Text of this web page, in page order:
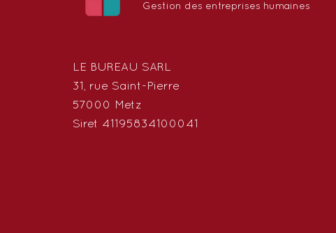
Gestion des entreprises humaines
LE BUREAU SARL
31, rue Saint-Pierre
57000 Metz
Siret 41195834100041